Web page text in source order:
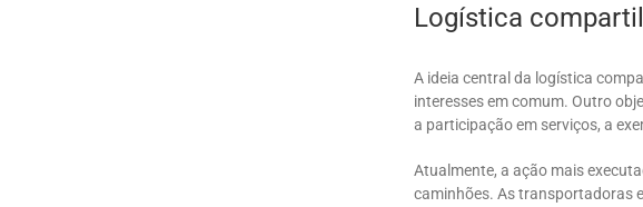
Logística
A ideia central da logística
interesses em comum. Outro
a participação em serviços, a
Atualmente, a ação mais
caminhões. As transportadoras